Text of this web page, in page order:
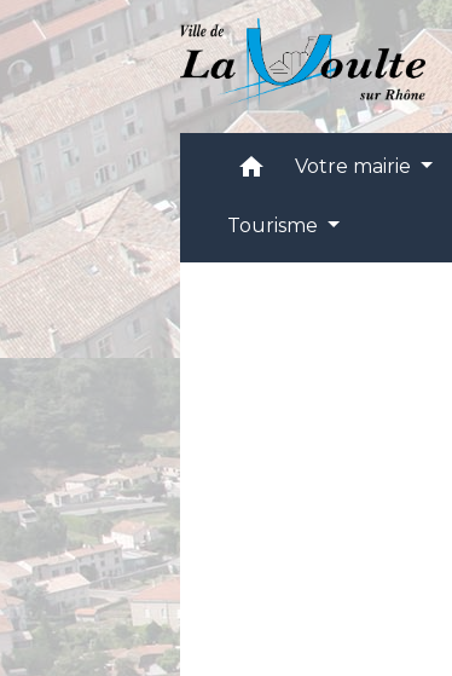
home Votre mairie
Tourisme